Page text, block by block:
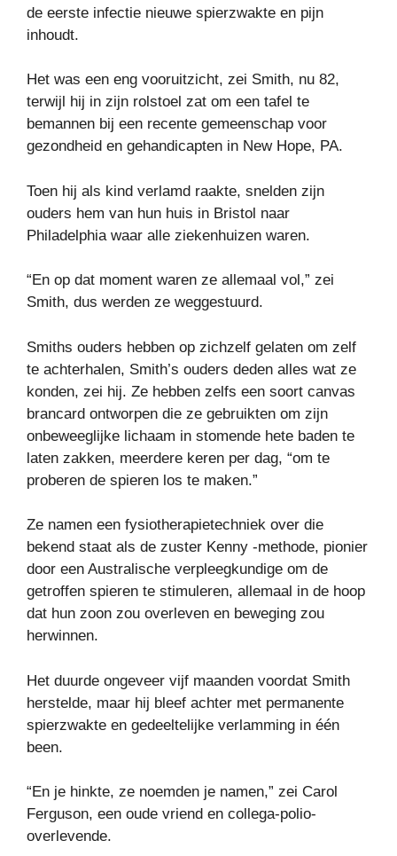
de eerste infectie nieuwe spierzwakte en pijn
inhoudt.
Het was een eng vooruitzicht, zei Smith, nu 82,
terwijl hij in zijn rolstoel zat om een ​​tafel te
bemannen bij een recente gemeenschap voor
gezondheid en gehandicapten in New Hope, PA.
Toen hij als kind verlamd raakte, snelden zijn
ouders hem van hun huis in Bristol naar
Philadelphia waar alle ziekenhuizen waren.
“En op dat moment waren ze allemaal vol,” zei
Smith, dus werden ze weggestuurd.
Smiths ouders hebben op zichzelf gelaten om zelf
te achterhalen, Smith’s ouders deden alles wat ze
konden, zei hij. Ze hebben zelfs een soort canvas
brancard ontworpen die ze gebruikten om zijn
onbeweeglijke lichaam in stomende hete baden te
laten zakken, meerdere keren per dag, “om te
proberen de spieren los te maken.”
Ze namen een fysiotherapietechniek over die
bekend staat als de zuster Kenny -methode, pionier
door een Australische verpleegkundige om de
getroffen spieren te stimuleren, allemaal in de hoop
dat hun zoon zou overleven en beweging zou
herwinnen.
Het duurde ongeveer vijf maanden voordat Smith
herstelde, maar hij bleef achter met permanente
spierzwakte en gedeeltelijke verlamming in één
been.
“En je hinkte, ze noemden je namen,” zei Carol
Ferguson, een oude vriend en collega-polio-
overlevende.